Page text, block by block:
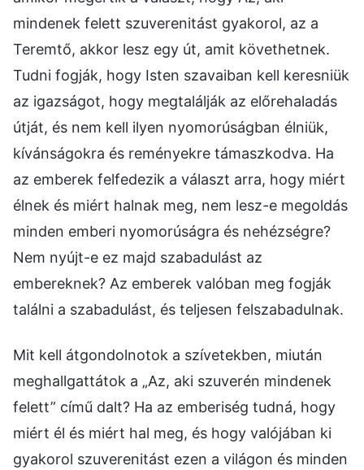
mindenek felett szuverenitást gyakorol, az a
Teremtő, akkor lesz egy út, amit követhetnek.
Tudni fogják, hogy Isten szavaiban kell keresniük
az igazságot, hogy megtalálják az előrehaladás
útját, és nem kell ilyen nyomorúságban élniük,
kívánságokra és reményekre támaszkodva. Ha
az emberek felfedezik a választ arra, hogy miért
élnek és miért halnak meg, nem lesz-e megoldás
minden emberi nyomorúságra és nehézségre?
Nem nyújt-e ez majd szabadulást az
embereknek? Az emberek valóban meg fogják
találni a szabadulást, és teljesen felszabadulnak.
Mit kell átgondolnotok a szívetekben, miután
meghallgattátok a „Az, aki szuverén mindenek
felett” című dalt? Ha az emberiség tudná, hogy
miért él és miért hal meg, és hogy valójában ki
gyakorol szuverenitást ezen a világon és minden